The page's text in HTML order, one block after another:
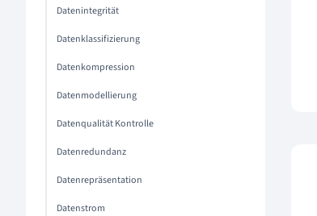
Datenintegrität
Datenklassifizierung
Datenkompression
Datenmodellierung
Datenqualität Kontrolle
Datenredundanz
Datenrepräsentation
Datenstrom